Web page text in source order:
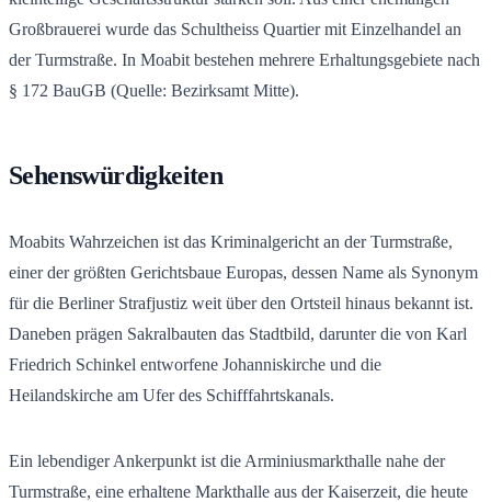
Großbrauerei wurde das Schultheiss Quartier mit Einzelhandel an
der Turmstraße. In Moabit bestehen mehrere Erhaltungsgebiete nach
§ 172 BauGB (Quelle: Bezirksamt Mitte).
Sehenswürdigkeiten
Moabits Wahrzeichen ist das Kriminalgericht an der Turmstraße,
einer der größten Gerichtsbaue Europas, dessen Name als Synonym
für die Berliner Strafjustiz weit über den Ortsteil hinaus bekannt ist.
Daneben prägen Sakralbauten das Stadtbild, darunter die von Karl
Friedrich Schinkel entworfene Johanniskirche und die
Heilandskirche am Ufer des Schifffahrtskanals.
Ein lebendiger Ankerpunkt ist die Arminiusmarkthalle nahe der
Turmstraße, eine erhaltene Markthalle aus der Kaiserzeit, die heute